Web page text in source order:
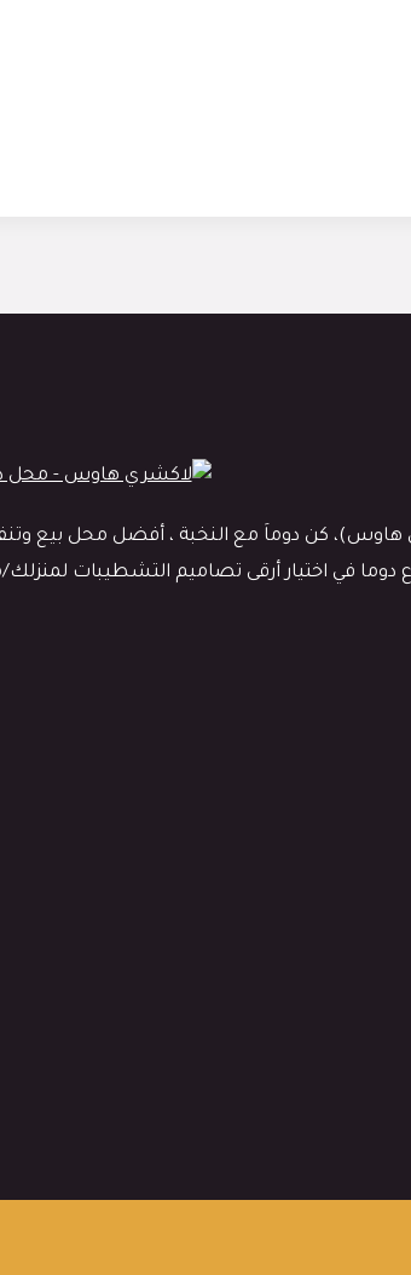
كن دوماَ مع النخبة ، أفضل محل بيع وتنفيذ
دوما في اختيار أرقى تصاميم التشطيبات